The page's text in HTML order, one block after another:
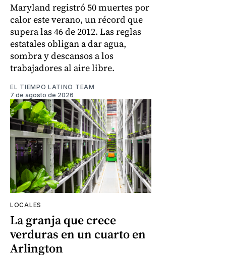
Maryland registró 50 muertes por
calor este verano, un récord que
supera las 46 de 2012. Las reglas
estatales obligan a dar agua,
sombra y descansos a los
trabajadores al aire libre.
EL TIEMPO LATINO TEAM
7 de agosto de 2026
LOCALES
La granja que crece
verduras en un cuarto en
Arlington